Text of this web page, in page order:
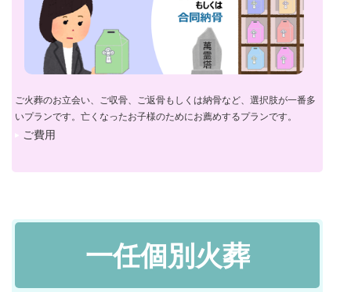
ご火葬のお立会い、ご収骨、ご返骨もしくは納骨など、選択肢が一番多
いプランです。亡くなったお子様のためにお薦めするプランです。
ご費用
一任個別火葬